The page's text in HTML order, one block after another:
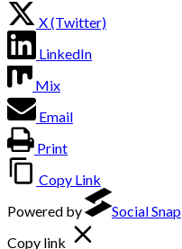
X (Twitter)
LinkedIn
Mix
Email
Print
Copy Link
Powered by
Social Snap
Copy link